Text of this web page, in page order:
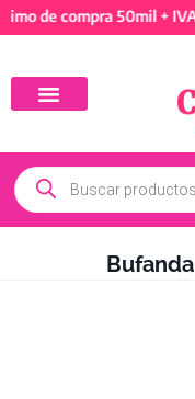
de compra 50mil +